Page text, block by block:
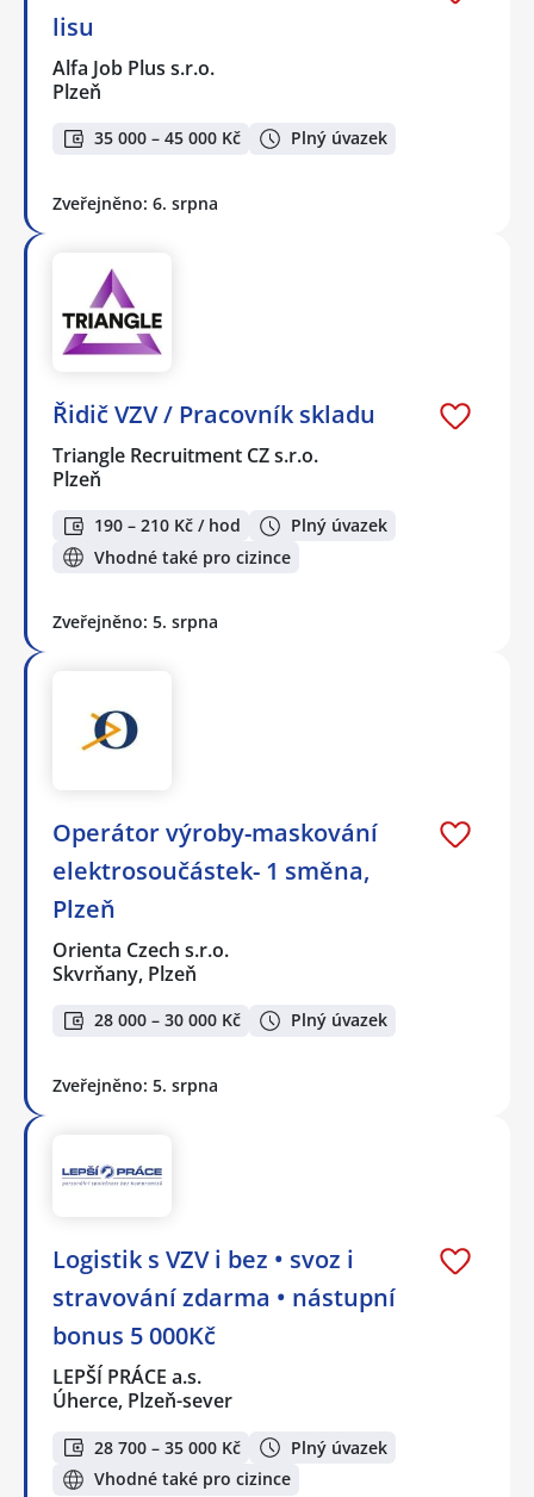
lisu
Alfa Job Plus s.r.o.
Plzeň
35 000 – 45 000 Kč Plný úvazek
Zveřejněno: 6. srpna
Řidič VZV / Pracovník skladu
Triangle Recruitment CZ s.r.o.
Plzeň
190 – 210 Kč / hod
Plný úvazek
Vhodné také pro cizince
Zveřejněno: 5. srpna
Operátor výroby-maskování
elektrosoučástek- 1 směna,
Plzeň
Orienta Czech s.r.o.
Skvrňany, Plzeň
28 000 – 30 000 Kč Plný úvazek
Zveřejněno: 5. srpna
Logistik s VZV i bez • svoz i
stravování zdarma • nástupní
bonus 5 000Kč
LEPŠÍ PRÁCE a.s.
Úherce, Plzeň-sever
28 700 – 35 000 Kč
Plný úvazek
Vhodné také pro cizince